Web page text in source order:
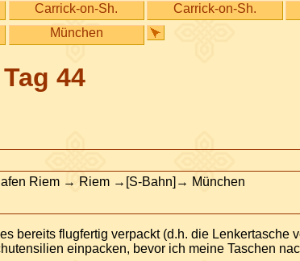
Carrick-on-Sh. Carrick-on-Sh.
München
44
Riem → Riem →[S-Bahn]→ München
bereits flugfertig verpackt (d.h. die Lenkertasche
einpacken, bevor ich meine Taschen